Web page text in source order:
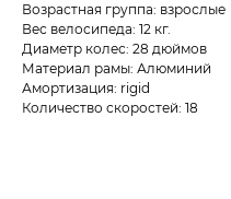
Возрастная группа: взрослые
Вес велосипеда: 12 кг.
Диаметр колес: 28 дюймов
Материал рамы: Алюминий
Амортизация: rigid
Количество скоростей: 18